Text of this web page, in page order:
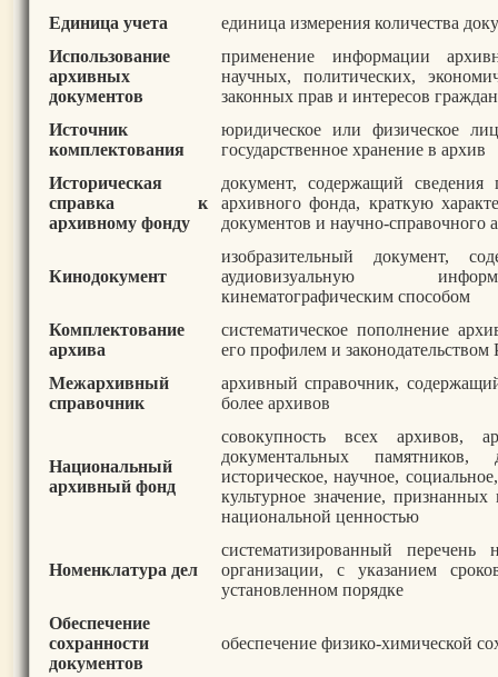
Единица учета
единица измерения количества
Использование
архивных
документов
применение информации
научных, политических,
законных прав и интересов граждан
Источник
комплектования
юридическое или физическое
государственное хранение в архив
Историческая
справка к
архивному фонду
документ, содержащий сведения
архивного фонда, краткую
документов и научно-справочного
Кинодокумент
изобразительный документ,
аудиовизуальную
кинематографическим способом
Комплектование
архива
систематическое пополнение
его профилем и законодательством
Межархивный
справочник
архивный справочник,
более архивов
Национальный
архивный фонд
совокупность всех архивов,
документальных
историческое, научное,
культурное значение,
национальной ценностью
Номенклатура дел
систематизированный
организации, с указанием
установленном порядке
Обеспечение
сохранности
документов
обеспечение физико-химической